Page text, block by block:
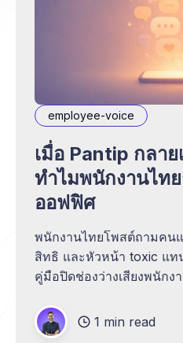
employee-voice
เมื่อ Pantip กลาย
ทำไมพนักงานไท
ออฟฟิศ
พนักงานไทยโพสต์ถามคน
สิทธิ และหัวหน้า toxic แท
คู่มือปิดช่องว่างเสียงพนักง
1 min read